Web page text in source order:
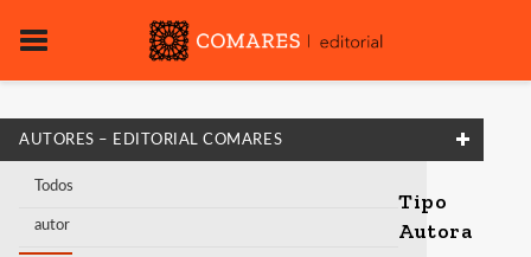
AUTORES – EDITORIAL COMARES
Todos
autor
Tipo
Autora